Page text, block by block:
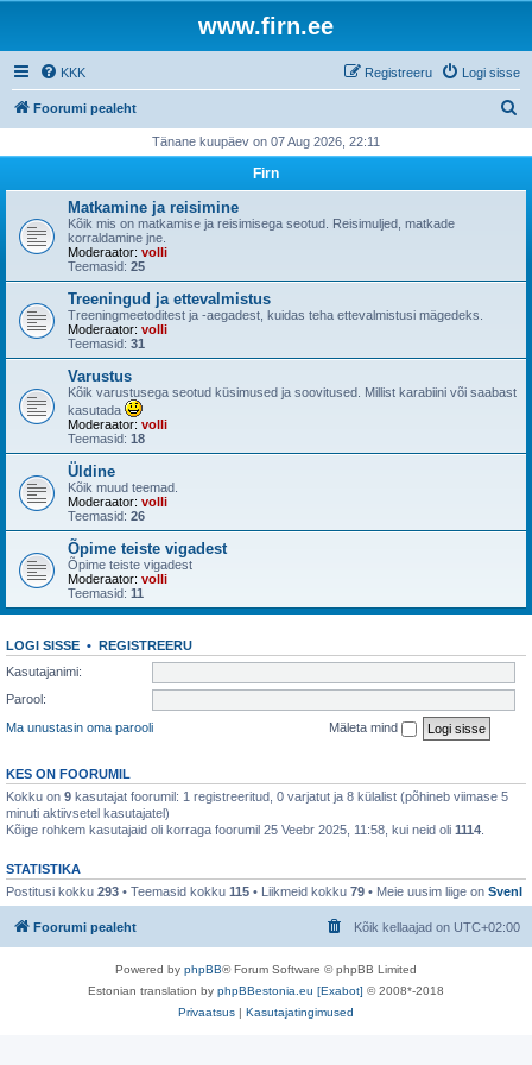
www.firn.ee
KKK Logi sisse
Registreeru
Foorumi pealeht
i
Tänane kuupäev on 07 Aug 2026, 22:11
Firn
Matkamine ja reisimine
Kõik mis on matkamise ja reisimisega seotud. Reisimuljed, matkade
korraldamine jne.
Moderaator: volli
Teemasid: 25
Treeningud ja ettevalmistus
Treeningmeetoditest ja -aegadest, kuidas teha ettevalmistusi mägedeks.
Moderaator: volli
Teemasid: 31
Varustus
Kõik varustusega seotud küsimused ja soovitused. Millist karabiini või saabast
kasutada
Moderaator: volli
Teemasid: 18
Üldine
Kõik muud teemad.
Moderaator: volli
Teemasid: 26
Õpime teiste vigadest
Õpime teiste vigadest
Moderaator: volli
Teemasid: 11
LOGI SISSE • REGISTREERU
Kasutajanimi:
Parool:
Ma unustasin oma parooli
Mäleta mind
KES ON FOORUMIL
Kokku on 9 kasutajat foorumil: 1 registreeritud, 0 varjatut ja 8 külalist (põhineb viimase 5
minuti aktiivsetel kasutajatel)
Kõige rohkem kasutajaid oli korraga foorumil 25 Veebr 2025, 11:58, kui neid oli 1114
STATISTIKA
Postitusi kokku 293 • Teemasid kokku 115 • Liikmeid kokku 79 • Meie uusim liige on SvenI
Foorumi pealeht Kõik kellaajad on UTC+02:00
Powered by phpBB® Forum Software © phpBB Limited
Estonian translation by phpBBestonia.eu [Exabot] © 2008*-2018
Privaatsus | Kasutajatingimused